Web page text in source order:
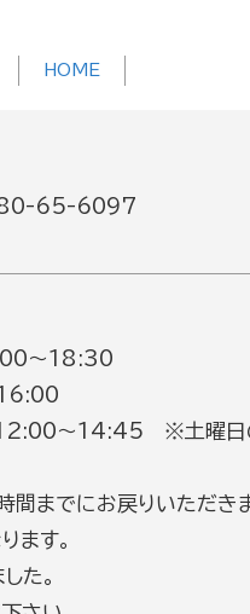
HOME
65-6097
～18:30
～14:45 ※土曜日
までにお戻りいただきま
ます。
た。